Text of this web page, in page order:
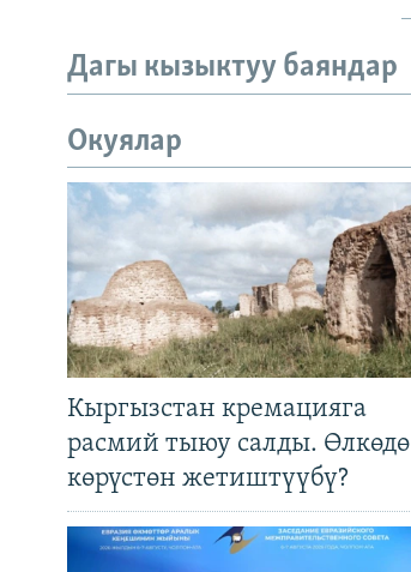
Дагы кызыктуу баяндар
Окуялар
Кыргызстан кремацияга
расмий тыюу салды. Өлкөдө
көрүстөн жетиштүүбү?